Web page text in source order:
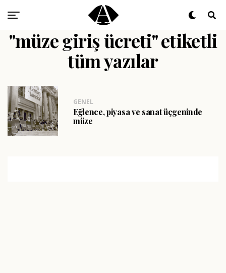
"müze giriş ücreti" etiketli
tüm yazılar
GENEL
Eğlence, piyasa ve sanat üçgeninde
müze